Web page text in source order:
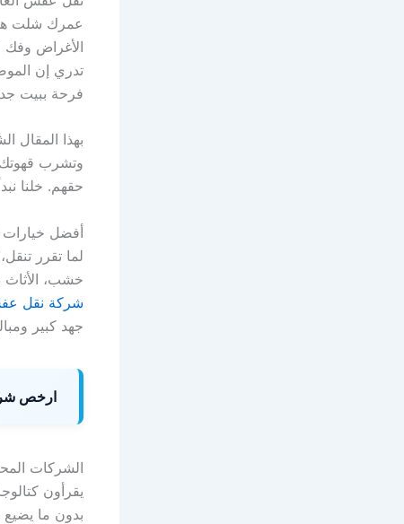
عمرك شلت
الأغراض وفك
تدري إن
فرحة ببيت
بهذا المقال
وتشرب قهوتك.
حقهم. خلنا
أفضل خيارات
لما تقرر
خشب، الأثاث
شركة نقل
جهد كبير
ارخص
الشركات
يقرأون
بدون ما